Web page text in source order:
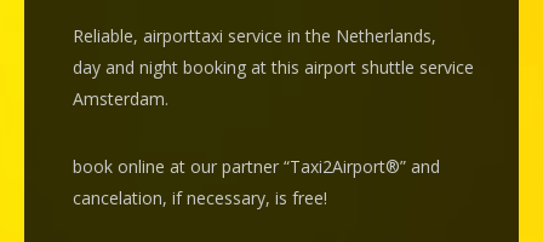
Reliable, airporttaxi service in the Netherlands,
day and night booking at this airport shuttle service
Amsterdam.
book online at our partner “Taxi2Airport®” and
cancelation, if necessary, is free!